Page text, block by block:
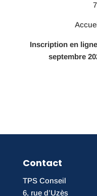
Inscription en ligne
septembre
Contact
TPS Conseil
6, rue d’Uzès